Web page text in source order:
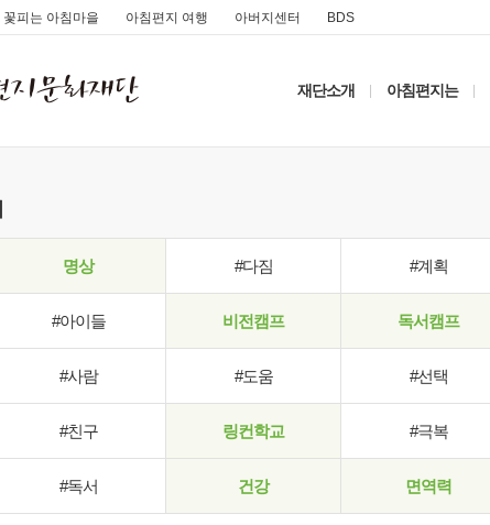
꽃피는 아침마을 아침편지 여행 아버지센터 BDS
재단소개 아침편지는
명상 #다짐 #계획
#아이들 비전캠프 독서캠프
#사람 #도움 #선택
#친구 링컨학교 #극복
#독서 건강 면역력